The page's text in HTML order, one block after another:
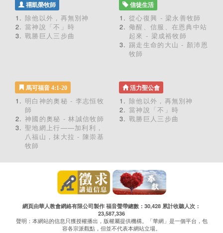
禤凱榮牧師
除他以外，再無別神
當神說「不」時
戰勝巨人三步曲
信徒生活
從心復興 - 梁永善牧師
儆醒、信服、在恩典中站
起來 - 梁成裕牧師
踢走生命的大山 - 顏沛恩
牧師
馬可福音 4:1-20
明白神的奧秘 - 李志恒牧
師
神國的奧秘 - 林誠信牧師
聖地網上行——加利利，
八福山，抹大拉 - 陳崇基
牧師
活力聖公會
除他以外，再無別神
當神說「不」時
戰勝巨人三步曲
網頁由華人教會網絡有限公司製作 福音聲帶總數：30,428 累計收聽人次：
23,587,336
聲明：本網站的信息只獲授權播出，版權屬提供機構。「華網」是一個平台，包
容各宗派觀點，但並不代表本網站立場。